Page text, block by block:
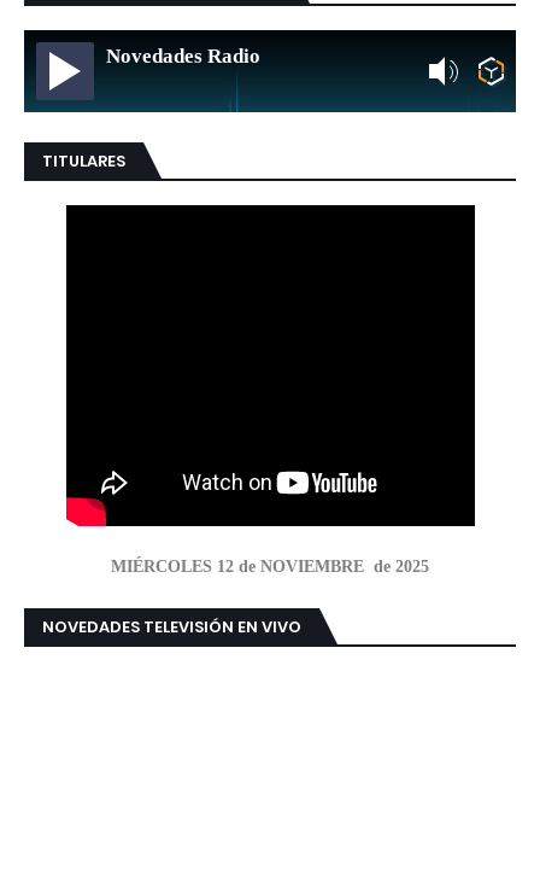
Novedades Radio
TITULARES
MIÉRCOLES 12 de NOVIEMBRE de 2025
NOVEDADES TELEVISIÓN EN VIVO